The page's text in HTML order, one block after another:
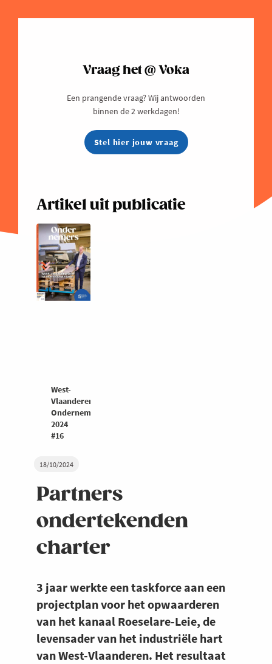
18/10/2024
Partners
ondertekenden
charter
3 jaar werkte een taskforce aan een
projectplan voor het opwaarderen
van het kanaal Roeselare-Leie, de
levensader van het industriële hart
van West-Vlaanderen. Het resultaat
Vraag het @ Voka
Een prangende vraag? Wij antwoorden
binnen de 2 werkdagen!
Stel hier jouw vraag
Artikel uit publicatie
West-
Vlaanderen
Ondernemers
2024
#16